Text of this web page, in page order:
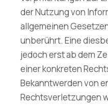
der Nutzung von
allgemeinen
unberührt. Eine
jedoch erst ab dem
einer konkreten
Bekanntwerden von
Rechtsverletzungen